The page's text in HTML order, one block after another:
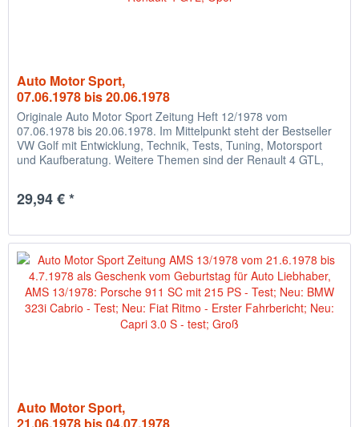
Auto Motor Sport,
07.06.1978 bis 20.06.1978
Originale Auto Motor Sport Zeitung Heft 12/1978 vom
07.06.1978 bis 20.06.1978. Im Mittelpunkt steht der Bestseller
VW Golf mit Entwicklung, Technik, Tests, Tuning, Motorsport
und Kaufberatung. Weitere Themen sind der Renault 4 GTL,
29,94 € *
Auto Motor Sport,
21.06.1978 bis 04.07.1978